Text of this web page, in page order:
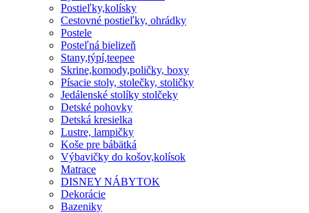
Postieľky,kolísky
Cestovné postieľky, ohrádky
Postele
Posteľná bielizeň
Stany,týpí,teepee
Skrine,komody,poličky, boxy
Písacie stoly, stolečky, stoličky
Jedálenské stolíky stolčeky
Detské pohovky
Detská kresielka
Lustre, lampičky
Koše pre bábätká
Výbavičky do košov,kolísok
Matrace
DISNEY NÁBYTOK
Dekorácie
Bazeniky